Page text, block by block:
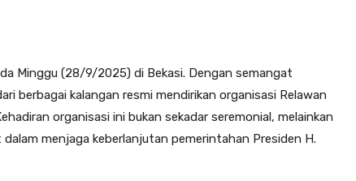
Minggu (28/9/2025) di Bekasi. Dengan semangat
berbagai kalangan resmi mendirikan organisasi Relawan
organisasi ini bukan sekadar seremonial, melainkan
menjaga keberlanjutan pemerintahan Presiden H.